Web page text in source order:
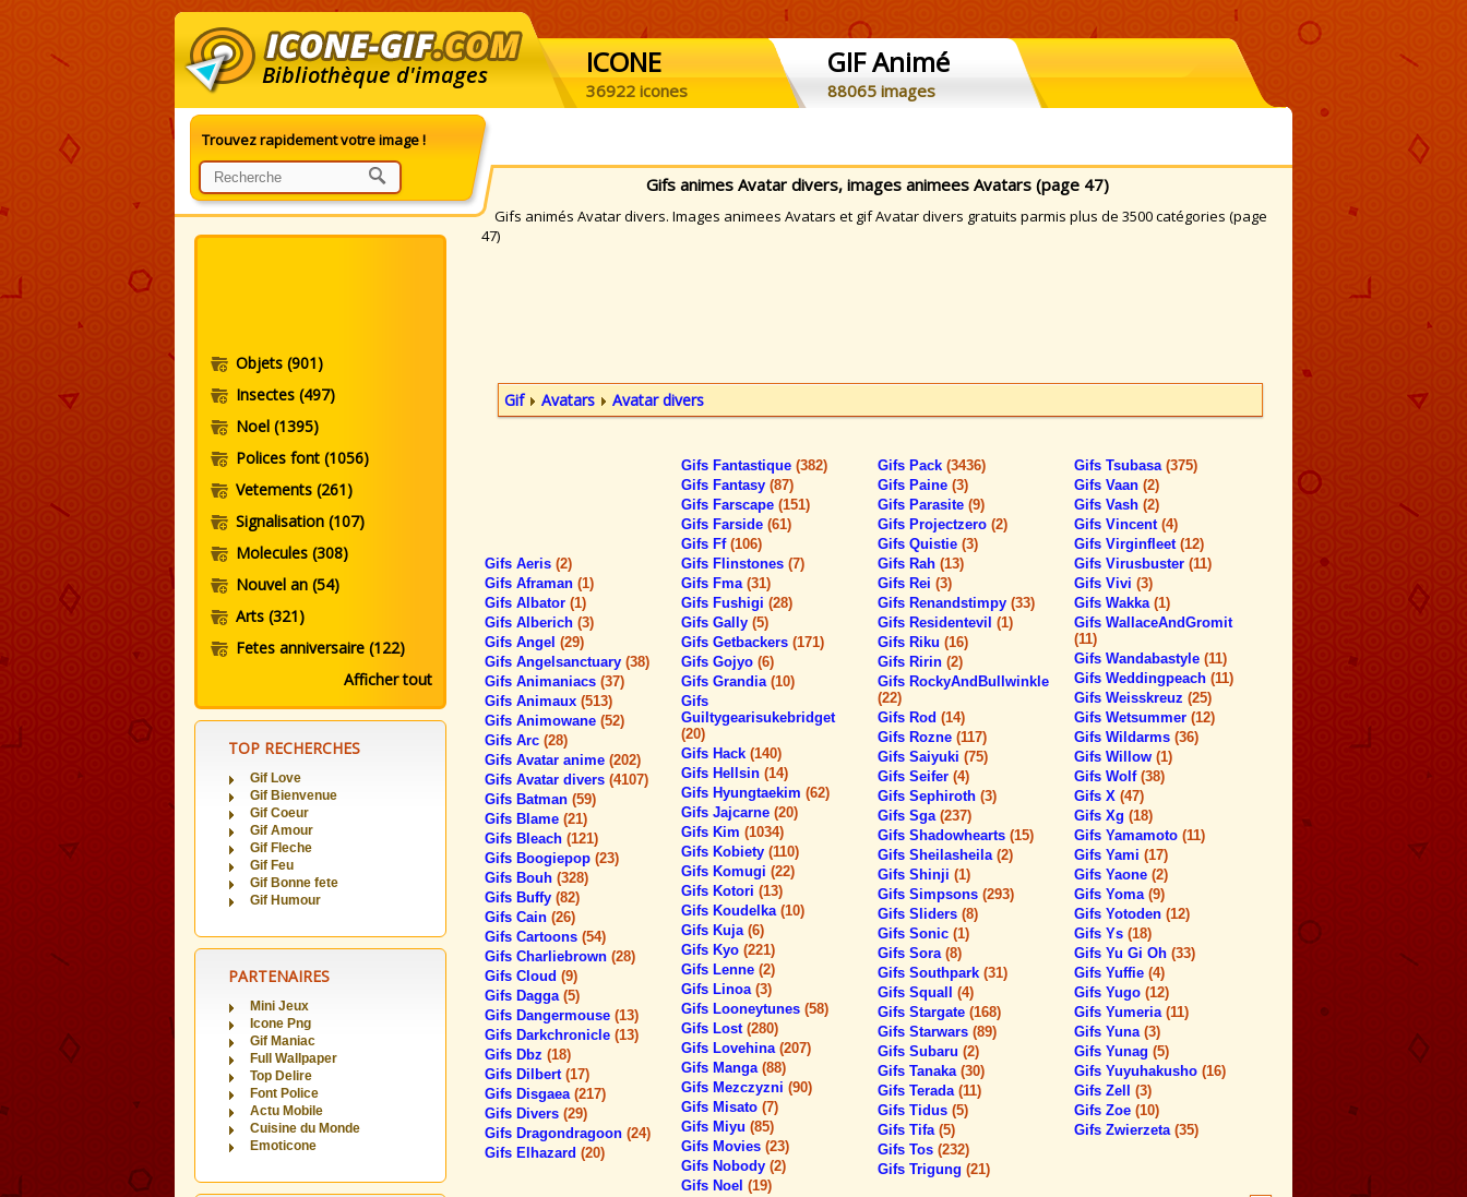
Bibliothèque d'images ICONE
36922 icones
GIF Animé
88065 images
Trouvez rapidement votre image !
Objets (901)
Insectes (497)
Noel (1395)
Polices font (1056)
Vetements (261)
Signalisation (107)
Molecules (308)
Nouvel an (54)
Arts (321)
Fetes anniversaire (122)
Afficher tout
TOP RECHERCHES
Gif Love
Gif Bienvenue
Gif Coeur
Gif Amour
Gif Fleche
Gif Feu
Gif Bonne fete
Gif Humour
PARTENAIRES
Mini Jeux
Icone Png
Gif Maniac
Full Wallpaper
Top Delire
Font Police
Actu Mobile
Cuisine du Monde
Emoticone
Gifs animes Avatar divers, images animees Avatars (page 47)
Gifs animés Avatar divers. Images animees Avatars et gif Avatar divers gratuits parmis plus de 3500 catégories (page
47)
Gif Avatars Avatar divers
Gifs Aeris (2)
Gifs Aframan (1)
Gifs Albator (1)
Gifs Alberich (3)
Gifs Angel (29)
Gifs Angelsanctuary (38)
Gifs Animaniacs (37)
Gifs Animaux (513)
Gifs Animowane (52)
Gifs Arc (28)
Gifs Avatar anime (202)
Gifs Avatar divers (4107)
Gifs Batman (59)
Gifs Blame (21)
Gifs Bleach (121)
Gifs Boogiepop (23)
Gifs Bouh (328)
Gifs Buffy (82)
Gifs Cain (26)
Gifs Cartoons (54)
Gifs Charliebrown (28)
Gifs Cloud (9)
Gifs Dagga (5)
Gifs Dangermouse (13)
Gifs Darkchronicle (13)
Gifs Dbz (18)
Gifs Dilbert (17)
Gifs Disgaea (217)
Gifs Divers (29)
Gifs Dragondragoon (24)
Gifs Elhazard (20)
Gifs Fantastique (382)
Gifs Fantasy (87)
Gifs Farscape (151)
Gifs Farside (61)
Gifs Ff (106)
Gifs Flinstones (7)
Gifs Fma (31)
Gifs Fushigi (28)
Gifs Gally (5)
Gifs Getbackers (171)
Gifs Gojyo (6)
Gifs Grandia (10)
Gifs
Guiltygearisukebridget
(20)
Gifs Hack (140)
Gifs Hellsin (14)
Gifs Hyungtaekim (62)
Gifs Jajcarne (20)
Gifs Kim (1034)
Gifs Kobiety (110)
Gifs Komugi (22)
Gifs Kotori (13)
Gifs Koudelka (10)
Gifs Kuja (6)
Gifs Kyo (221)
Gifs Lenne (2)
Gifs Linoa (3)
Gifs Looneytunes (58)
Gifs Lost (280)
Gifs Lovehina (207)
Gifs Manga (88)
Gifs Mezczyzni (90)
Gifs Misato (7)
Gifs Miyu (85)
Gifs Movies (23)
Gifs Nobody (2)
Gifs Noel (19)
Gifs Pack (3436)
Gifs Paine (3)
Gifs Parasite (9)
Gifs Projectzero (2)
Gifs Quistie (3)
Gifs Rah (13)
Gifs Rei (3)
Gifs Renandstimpy (33)
Gifs Residentevil (1)
Gifs Riku (16)
Gifs Ririn (2)
Gifs RockyAndBullwinkle
(22)
Gifs Rod (14)
Gifs Rozne (117)
Gifs Saiyuki (75)
Gifs Seifer (4)
Gifs Sephiroth (3)
Gifs Sga (237)
Gifs Shadowhearts (15)
Gifs Sheilasheila (2)
Gifs Shinji (1)
Gifs Simpsons (293)
Gifs Sliders (8)
Gifs Sonic (1)
Gifs Sora (8)
Gifs Southpark (31)
Gifs Squall (4)
Gifs Stargate (168)
Gifs Starwars (89)
Gifs Subaru (2)
Gifs Tanaka (30)
Gifs Terada (11)
Gifs Tidus (5)
Gifs Tifa (5)
Gifs Tos (232)
Gifs Trigung (21)
Gifs Tsubasa (375)
Gifs Vaan (2)
Gifs Vash (2)
Gifs Vincent (4)
Gifs Virginfleet (12)
Gifs Virusbuster (11)
Gifs Vivi (3)
Gifs Wakka (1)
Gifs WallaceAndGromit
(11)
Gifs Wandabastyle (11)
Gifs Weddingpeach (11)
Gifs Weisskreuz (25)
Gifs Wetsummer (12)
Gifs Wildarms (36)
Gifs Willow (1)
Gifs Wolf (38)
Gifs X (47)
Gifs Xg (18)
Gifs Yamamoto (11)
Gifs Yami (17)
Gifs Yaone (2)
Gifs Yoma (9)
Gifs Yotoden (12)
Gifs Ys (18)
Gifs Yu Gi Oh (33)
Gifs Yuffie (4)
Gifs Yugo (12)
Gifs Yumeria (11)
Gifs Yuna (3)
Gifs Yunag (5)
Gifs Yuyuhakusho (16)
Gifs Zell (3)
Gifs Zoe (10)
Gifs Zwierzeta (35)